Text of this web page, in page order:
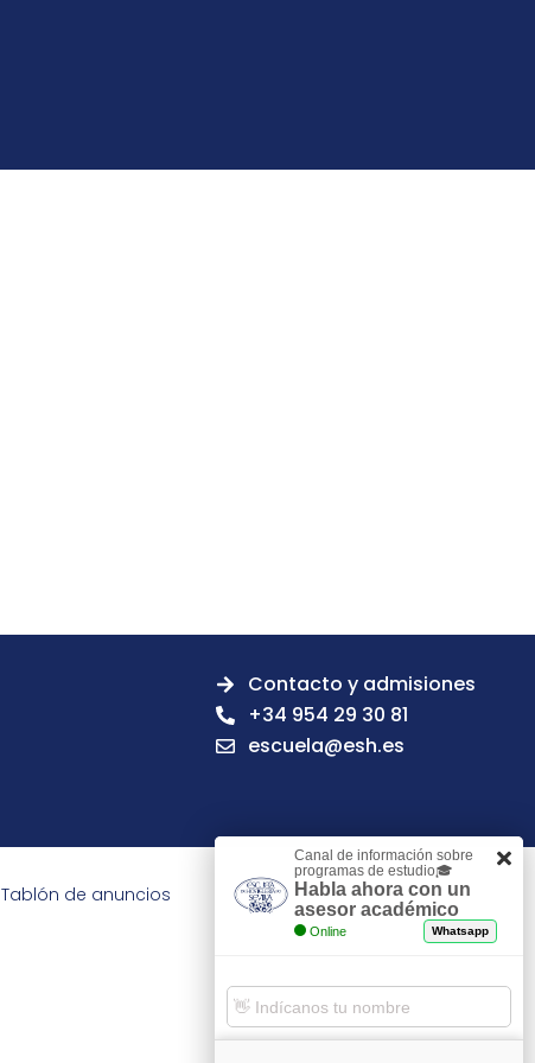
Contacto y admisiones
+34 954 29 30 81
escuela@esh.es
Tablón de anuncios
Canal de información sobre
programas de estudio🎓
Habla ahora con un
asesor académico
Online Whatsapp